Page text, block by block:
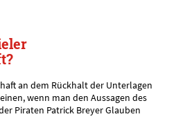
an dem Rückhalt der Unterlagen
wenn man den Aussagen des
Piraten Patrick Breyer Glauben